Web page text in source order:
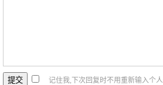
记住我,下次回复时不用重新输入个